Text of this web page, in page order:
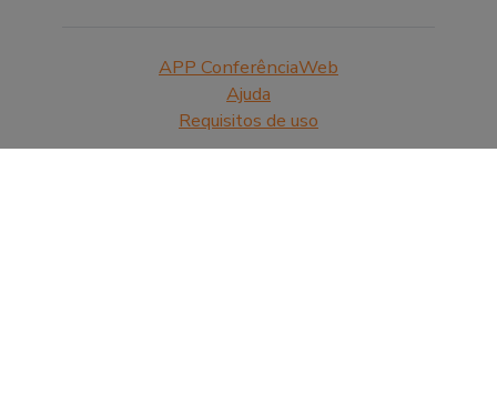
APP ConferênciaWeb
Ajuda
Requisitos de uso